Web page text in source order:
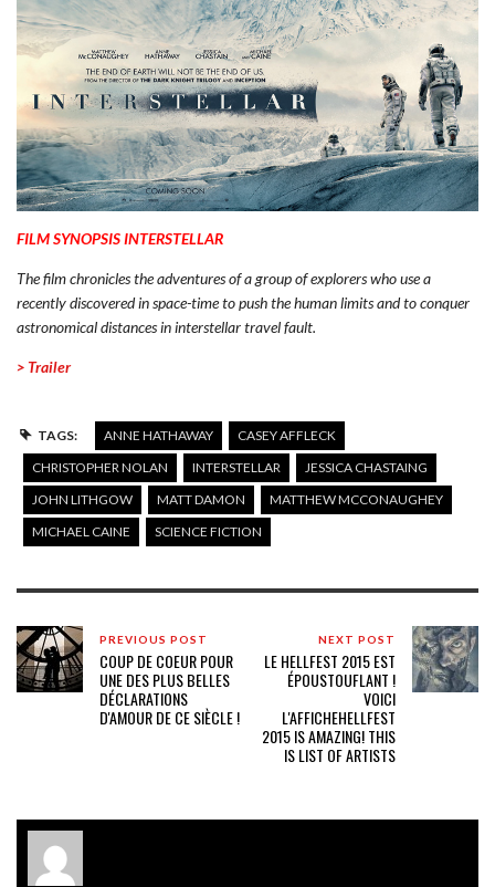
FILMSYNOPSISINTERSTELLAR
The filmchronicles the adventures ofa group of explorerswho usea
recently discoveredinspace-timeto push thehuman limitsandto conquer
astronomical distancesininterstellar travelfault.
> Trailer
TAGS: ANNE HATHAWAY
CASEY AFFLECK
CHRISTOPHER NOLAN
INTERSTELLAR
JESSICA CHASTAING
JOHN LITHGOW
MATT DAMON
MATTHEW MCCONAUGHEY
MICHAEL CAINE
SCIENCE FICTION
PREVIOUS POST
COUP DE COEUR POUR
UNE DES PLUS BELLES
DÉCLARATIONS
D'AMOUR DE CE SIÈCLE !
NEXT POST
LE HELLFEST 2015 EST
ÉPOUSTOUFLANT !
VOICI
L'AFFICHEHELLFEST
2015 IS AMAZING! THIS
IS LIST OF ARTISTS